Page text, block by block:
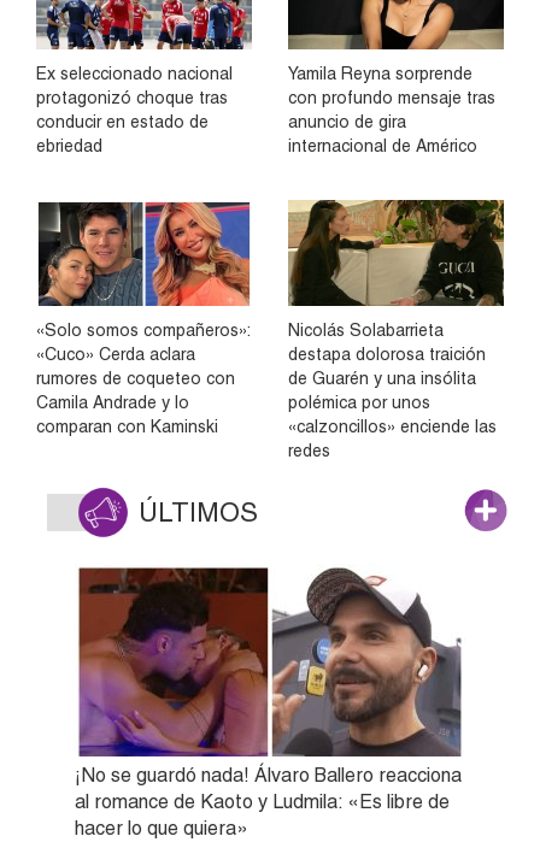
Ex seleccionado nacional
protagonizó choque tras
conducir en estado de
ebriedad
Yamila Reyna sorprende
con profundo mensaje tras
anuncio de gira
internacional de Américo
«Solo somos compañeros»:
«Cuco» Cerda aclara
rumores de coqueteo con
Camila Andrade y lo
comparan con Kaminski
Nicolás Solabarrieta
destapa dolorosa traición
de Guarén y una insólita
polémica por unos
«calzoncillos» enciende las
redes
ÚLTIMOS
¡No se guardó nada! Álvaro Ballero reacciona
al romance de Kaoto y Ludmila: «Es libre de
hacer lo que quiera»